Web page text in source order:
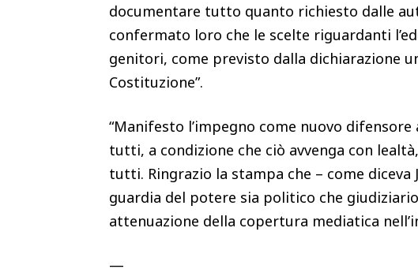
documentare tutto quanto richiesto dalle
confermato loro che le scelte riguardanti
genitori, come previsto dalla dichiarazione
Costituzione”.
“Manifesto l’impegno come nuovo
tutti, a condizione che ciò avvenga con
tutti. Ringrazio la stampa che – come diceva
guardia del potere sia politico che
attenuazione della copertura mediatica
—